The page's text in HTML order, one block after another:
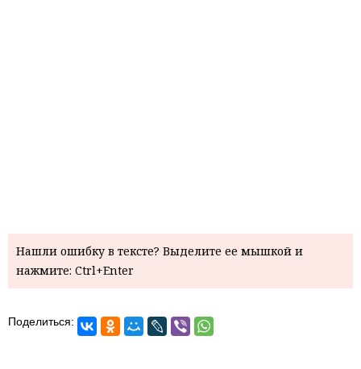
Нашли ошибку в тексте? Выделите ее мышкой и
нажмите: Ctrl+Enter
Поделиться: